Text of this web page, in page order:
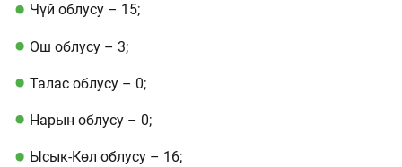
Чүй облусу – 15;
Ош облусу – 3;
Талас облусу – 0;
Нарын облусу – 0;
Ысык-Көл облусу – 16;